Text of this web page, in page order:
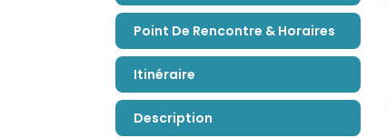
Point De Rencontre & Horaires
Itinéraire
Description